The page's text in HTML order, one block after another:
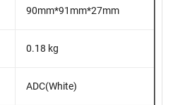
90mm*91mm*27mm
0.18 kg
ADC(White)